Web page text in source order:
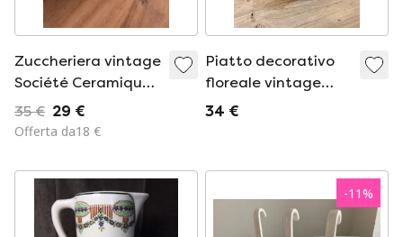
Zuccheriera vintage
Société Ceramique
Maastricht 11x10
35 € 29 €
Offerta da18 €
Piatto decorativo
floreale vintage
francese · Ceranord
Prodotto in Francia
34 €
-11%